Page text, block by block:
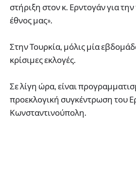
στήριξη στον κ. Ερντογάν για
έθνος μας».
Στην Τουρκία, μόλις μία
κρίσιμες εκλογές.
Σε λίγη ώρα, είναι
προεκλογική συγκέντρωση του
Κωνσταντινούπολη.